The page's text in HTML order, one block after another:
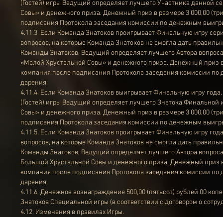
(Гостей) игры Ведущий определяет лучшего Участника данной
Совы» и денежного приза. Денежный приз в размере 3 000,00
подписания Протокола заседания комиссии по денежным
4.11.3. Если Команда Знатоков проигрывает Финальную игру
вопросов, на которые Команда Знатоков не смогла дать
Команды Знатоков, Ведущий определяет лучшего Автора
«Малой Хрустальной Совы» и денежного приза. Денежный приз
компания после подписания Протокола заседания комиссии
дарения.
4.11.4. Если Команда Знатоков выигрывает Финальную игру
(Гостей) игры Ведущий определяет лучшего Знатока
Совы» и денежного приза. Денежный приз в размере 3 000,00
подписания Протокола заседания комиссии по денежным
4.11.5. Если Команда Знатоков проигрывает Финальную игру
вопросов, на которые Команда Знатоков не смогла дать
Команды Знатоков, Ведущий определяет лучшего Автора
Большой Хрустальной Совы и денежного приза. Денежный приз
компания после подписания Протокола заседания комиссии
дарения.
4.11.6. Денежное вознаграждение 500,00 (пятьсот) рублей 00
Знатоков Специальной игры (в соответствии с договором о
4.12. Изменения в правилах Игры.